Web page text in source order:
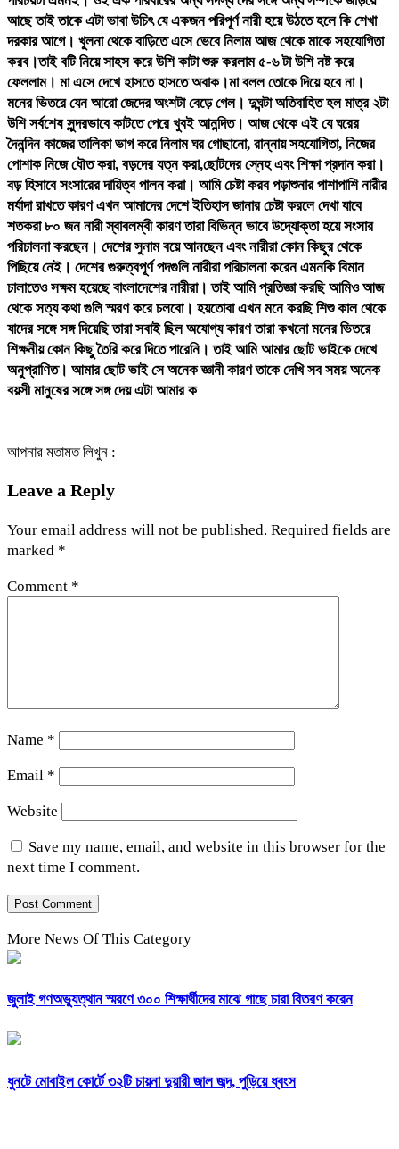
আছে তাই তাকে এটা ভাবা উচিৎ যে একজন পরিপূর্ণ নারী হয়ে উঠতে হলে কি শেখা
দরকার আগে। খুলনা থেকে বাড়িতে এসে ভেবে নিলাম আজ থেকে মাকে সহযোগিতা
করব।তাই বটি নিয়ে সাহস করে উশি কাটা শুরু করলাম ৫-৬ টা উশি নষ্ট করে
ফেললাম। মা এসে দেখে হাসতে হাসতে অবাক।মা বলল তোকে দিয়ে হবে না।
মনের ভিতরে যেন আরো জেদের অংশটা বেড়ে গেল। দুঘন্টা অতিবাহিত হল মাত্র ২টা
উশি সর্বশেষ সুন্দরভাবে কাটতে পেরে খুবই আনন্দিত। আজ থেকে এই যে ঘরের
দৈনন্দিন কাজের তালিকা ভাগ করে নিলাম ঘর গোছানো, রান্নায় সহযোগিতা, নিজের
পোশাক নিজে ধৌত করা, বড়দের যত্ন করা,ছোটদের স্নেহ এবং শিক্ষা প্রদান করা।
বড় হিসাবে সংসারের দায়িত্ব পালন করা। আমি চেষ্টা করব পড়াশুনার পাশাপাশি নারীর
মর্যাদা রাখতে কারণ এখন আমাদের দেশে ইতিহাস জানার চেষ্টা করলে দেখা যাবে
শতকরা ৮০ জন নারী স্বাবলম্বী কারণ তারা বিভিন্ন ভাবে উদ্যোক্তা হয়ে সংসার
পরিচালনা করছেন। দেশের সুনাম বয়ে আনছেন এবং নারীরা কোন কিছুর থেকে
পিছিয়ে নেই। দেশের গুরুত্বপূর্ণ পদগুলি নারীরা পরিচালনা করেন এমনকি বিমান
চালাতেও সক্ষম হয়েছে বাংলাদেশের নারীরা। তাই আমি প্রতিজ্ঞা করছি আমিও আজ
থেকে সত্য কথা গুলি স্মরণ করে চলবো। হয়তোবা এখন মনে করছি শিশু কাল থেকে
যাদের সঙ্গে সঙ্গ দিয়েছি তারা সবাই ছিল অযোগ্য কারণ তারা কখনো মনের ভিতরে
শিক্ষনীয় কোন কিছু তৈরি করে দিতে পারেনি। তাই আমি আমার ছোট ভাইকে দেখে
অনুপ্রাণিত। আমার ছোট ভাই সে অনেক জ্ঞানী কারণ তাকে দেখি সব সময় অনেক
বয়সী মানুষের সঙ্গে সঙ্গ দেয় এটা আমার ক
আপনার মতামত লিখুন :
Leave a Reply
Your email address will not be published. Required fields are
marked *
Comment *
Name *
Email *
Website
Save my name, email, and website in this browser for the
next time I comment.
More News Of This Category
জুলাই গণঅভ্যুত্থান স্মরণে ৩০০ শিক্ষার্থীদের মাঝে গাছে চারা বিতরণ করেন
ধুনটে মোবাইল কোর্টে ৩২টি চায়না দুয়ারী জাল জব্দ, পুড়িয়ে ধ্বংস